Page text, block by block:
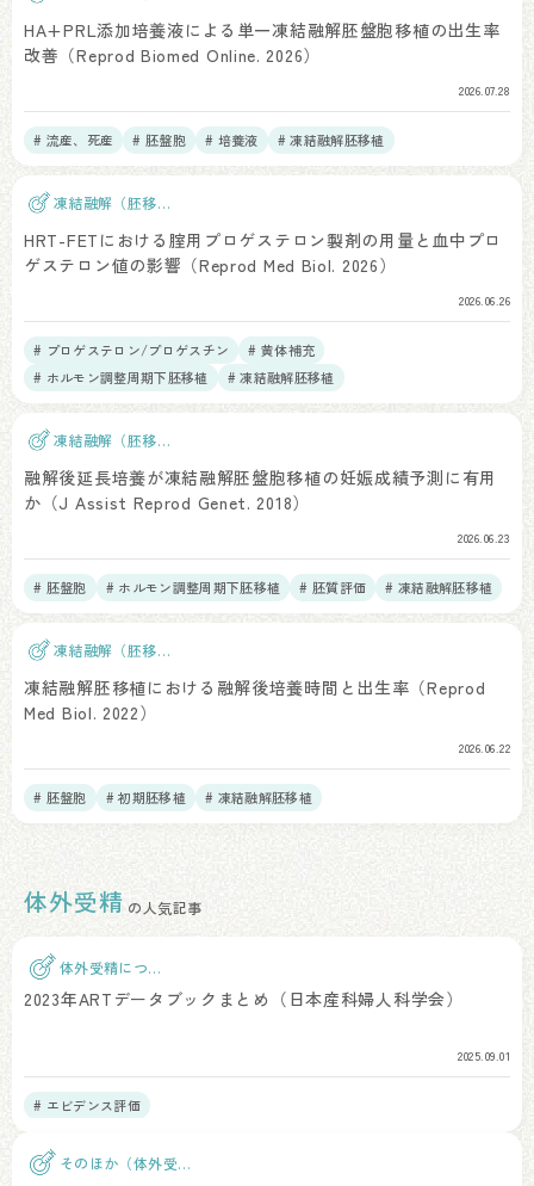
HA+PRL添加培養液による単一凍結融解胚盤胞移植の出生率
改善（Reprod Biomed Online. 2026）
2026.07.28
# 流産、死産 # 胚盤胞 # 培養液 # 凍結融解胚移植
凍結融解（胚移
HRT-FETにおける腟用プロゲステロン製剤の用量と血中プロ
ゲステロン値の影響（Reprod Med Biol. 2026）
2026.06.26
# プロゲステロン/プロゲスチン
# 黄体補充
# ホルモン調整周期下胚移植
# 凍結融解胚移植
凍結融解（胚移
融解後延長培養が凍結融解胚盤胞移植の妊娠成績予測に有用
か（J Assist Reprod Genet. 2018）
2026.06.23
# 胚盤胞 # ホルモン調整周期下胚移植 # 胚質評価 # 凍結融解胚移植
凍結融解（胚移
凍結融解胚移植における融解後培養時間と出生率（Reprod
Med Biol. 2022）
2026.06.22
# 胚盤胞 # 初期胚移植 # 凍結融解胚移植
体外受精 の人気記事
体外受精につい
て
2023年ARTデータブックまとめ（日本産科婦人科学会）
2025.09.01
# エビデンス評価
そのほか（体外受